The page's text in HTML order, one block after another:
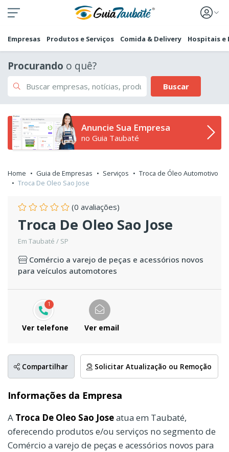
Empresas Produtos e Serviços Comida & Delivery Hospitais e
Procurando o quê?
Buscar
Anuncie Sua Empresa
no Guia Taubaté
Home Guia de Empresas Serviços
Troca de Óleo Automotivo
Troca De Oleo Sao Jose
(0 avaliações)
Troca De Oleo Sao Jose
Em Taubaté / SP
Comércio a varejo de peças e acessórios novos
para veículos automotores
1
Ver telefone Ver email
Compartilhar Solicitar Atualização ou Remoção
Informações da Empresa
A Troca De Oleo Sao Joseatua em Taubaté,
oferecendo produtos e/ou serviços no segmento de
Comércio a varejo de peças e acessórios novos para